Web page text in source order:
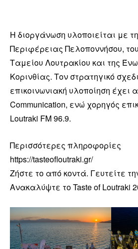
Η διοργάνωση υλοποιείται με
Περιφέρειας Πελοποννήσου,
Ταμείου Λουτρακίου και της
Κορινθίας. Τον στρατηγικό
επικοινωνιακή υλοποίηση έχει
Communication, ενώ χορηγός
Loutraki FM 96.9.
Περισσότερες πληροφορίες
https://tasteofloutraki.gr/
Ζήστε το από κοντά. Γευτείτε
Ανακαλύψτε το Taste of Loutraki